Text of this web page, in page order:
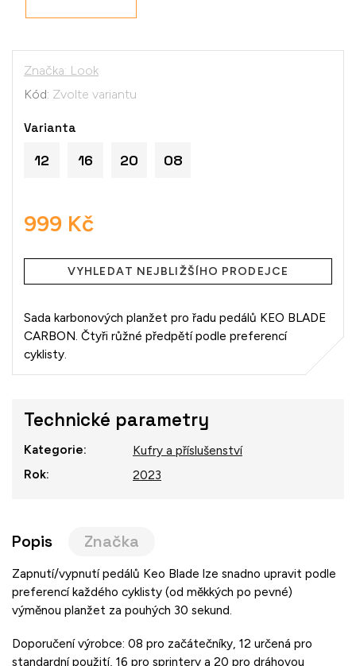
Značka: Look
Kód: Zvolte variantu
999 Kč
cena:
VYHLEDAT NEJBLIŽŠÍHO PRODEJCE
Varianta
12 16 20 08
Sada karbonových planžet pro řadu pedálů KEO BLADE
CARBON. Čtyři růžné předpětí podle preferencí
cyklisty.
Technické parametry
Kategorie:
Kufry a příslušenství
Rok: 2023
Popis Značka
Zapnutí/vypnutí pedálů Keo Blade lze snadno upravit podle
preferencí každého cyklisty (od měkkých po pevné)
výměnou planžet za pouhých 30 sekund.
Doporučení výrobce: 08 pro začátečníky, 12 určená pro
standardní použití, 16 pro sprintery a 20 pro dráhovou